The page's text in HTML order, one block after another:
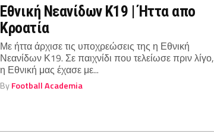
Εθνική Νεανίδων Κ19 | Ήττα απο
Κροατία
Με ήττα άρχισε τις υποχρεώσεις της η Εθνική
Νεανίδων Κ19. Σε παιχνίδι που τελείωσε πριν λίγο,
η Εθνική μας έχασε με...
ByFootball Academia